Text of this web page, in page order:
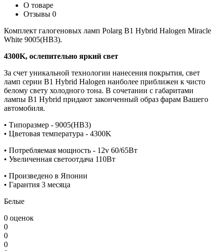
О товаре
Отзывы 0
Комплект галогеновых ламп Polarg B1 Hybrid Halogen Miracle
White 9005(HB3).
4300K, ослепительно яркий свет
За счет уникальной технологии нанесения покрытия, свет
ламп серии B1 Hybrid Halogen наиболее приближен к чисто
белому свету холодного тона. В сочетании с габаритами
лампы B1 Hybrid придают законченный образ фарам Вашего
автомобиля.
• Типоразмер - 9005(HB3)
• Цветовая температура - 4300K
• Потребляемая мощность - 12v 60/65Вт
• Увеличенная светоотдача 110Вт
• Произведено в Японии
• Гарантия 3 месяца
Белые
0 оценок
0
0
0